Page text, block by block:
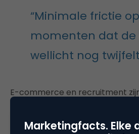
“Minimale frictie
momenten dat de
wellicht nog
E-commerce en recruitment
elimineren van frictie. Binnen
Marketingfacts. Elke